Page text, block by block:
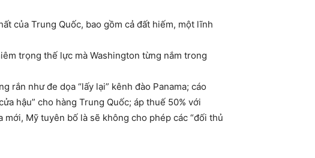
của Trung Quốc, bao gồm cả đất hiếm, một lĩnh
trọng thế lực mà Washington từng nắm trong
rắn như đe dọa “lấy lại” kênh đào Panama; cáo
hậu” cho hàng Trung Quốc; áp thuế 50% với
Mỹ tuyên bố là sẽ không cho phép các “đối thủ